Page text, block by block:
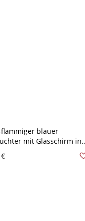
blauer
mit Glasschirm in
& größerer Größe - 110V-